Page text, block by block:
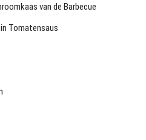
van de Barbecue
Tomatensaus